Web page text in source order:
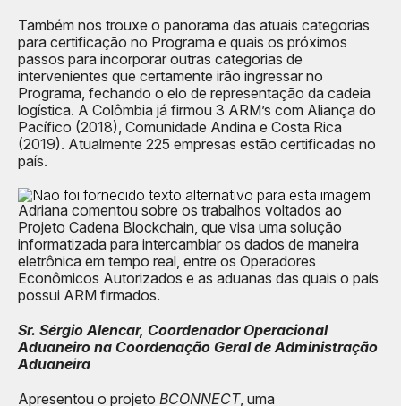
Também nos trouxe o panorama das atuais categorias
para certificação no Programa e quais os próximos
passos para incorporar outras categorias de
intervenientes que certamente irão ingressar no
Programa, fechando o elo de representação da cadeia
logística. A Colômbia já firmou 3 ARM’s com Aliança do
Pacífico (2018), Comunidade Andina e Costa Rica
(2019). Atualmente 225 empresas estão certificadas no
país.
Adriana comentou sobre os trabalhos voltados ao
Projeto Cadena Blockchain, que visa uma solução
informatizada para intercambiar os dados de maneira
eletrônica em tempo real, entre os Operadores
Econômicos Autorizados e as aduanas das quais o país
possui ARM firmados.
Sr. Sérgio Alencar, Coordenador Operacional
Aduaneiro na Coordenação Geral de Administração
Aduaneira
Apresentou o projeto BCONNECT, uma